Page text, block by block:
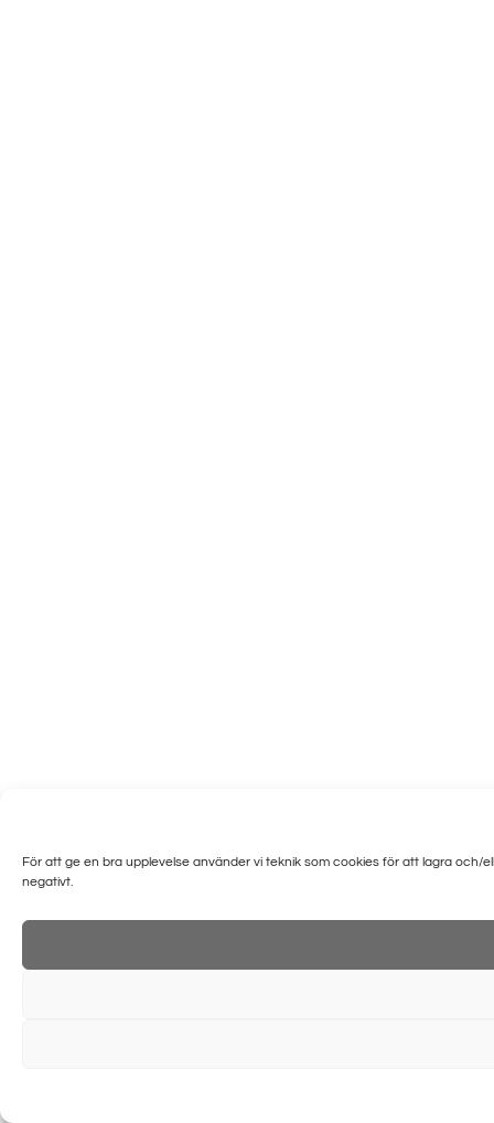
För att ge en bra upplevelse använder vi teknik som cookies för att lagra
negativt.